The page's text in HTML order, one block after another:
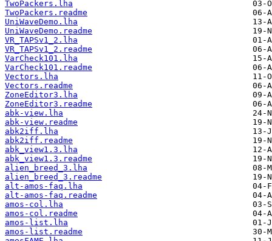
TwoPackers.lha
TwoPackers.readme
UniWaveDemo.lha
UniWaveDemo.readme
VR_TAPSv1_2.lha
VR_TAPSv1_2.readme
VarCheck101.lha
VarCheck101.readme
Vectors.lha
Vectors.readme
ZoneEditor3.lha
ZoneEditor3.readme
abk-view.lha
abk-view.readme
abk2iff.lha
abk2iff.readme
abk_view1.3.lha
abk_view1.3.readme
alien_breed_3.lha
alien_breed_3.readme
alt-amos-faq.lha
alt-amos-faq.readme
amos-col.lha
amos-col.readme
amos-list.lha
amos-list.readme